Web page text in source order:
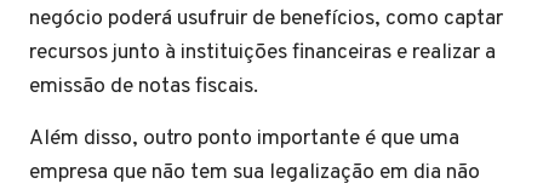
negócio poderá usufruir de benefícios, como captar
recursos junto à instituições financeiras e realizar a
emissão de notas fiscais.
Além disso, outro ponto importante é que uma
empresa que não tem sua legalização em dia não